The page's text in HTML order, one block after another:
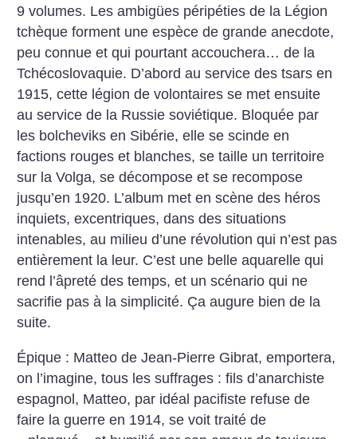
9 volumes. Les ambigües péripéties de la Légion
tchèque forment une espèce de grande anecdote,
peu connue et qui pourtant accouchera… de la
Tchécoslovaquie. D’abord au service des tsars en
1915, cette légion de volontaires se met ensuite
au service de la Russie soviétique. Bloquée par
les bolcheviks en Sibérie, elle se scinde en
factions rouges et blanches, se taille un territoire
sur la Volga, se décompose et se recompose
jusqu’en 1920. L’album met en scène des héros
inquiets, excentriques, dans des situations
intenables, au milieu d’une révolution qui n’est pas
entièrement la leur. C’est une belle aquarelle qui
rend l’âpreté des temps, et un scénario qui ne
sacrifie pas à la simplicité. Ça augure bien de la
suite.
Épique : Matteo de Jean-Pierre Gibrat, emportera,
on l’imagine, tous les suffrages : fils d’anarchiste
espagnol, Matteo, par idéal pacifiste refuse de
faire la guerre en 1914, se voit traité de